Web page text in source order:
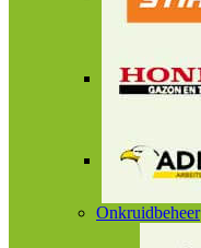
Onkruidbeheer